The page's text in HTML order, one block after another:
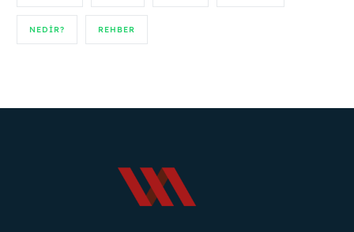
NEDIR? REHBER